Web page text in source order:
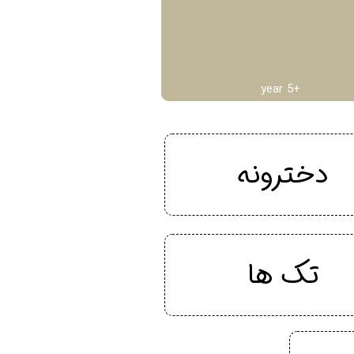
year 5+
دخترونه
تک ها